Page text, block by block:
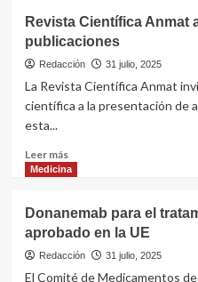
casos
de
Virus
Sincicial
van
Revista Científica Anmat
publicaciones
Redacción 31 julio, 2025
La Revista Científica Anmat
científica a la presentación de
esta...
Leer másLeer
más
Científica
Anmat
abre
convocatoria
Medicina
Donanemab para el
aprobado en la UE
Redacción 31 julio, 2025
El Comité de Medicamentos